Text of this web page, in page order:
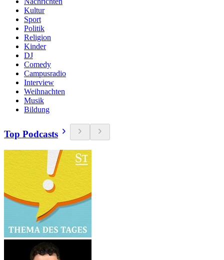
Kultur
Sport
Politik
Religion
Kinder
DJ
Comedy
Campusradio
Interview
Weihnachten
Musik
Bildung
Top Podcasts